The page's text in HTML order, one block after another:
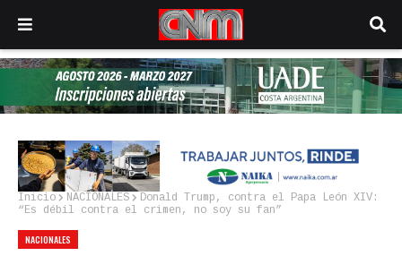
Inicio NACIONALES
Donald Trump, contra el Papa León XIV:
“Es débil contra el crimen, no soy su fan”
NACIONALES